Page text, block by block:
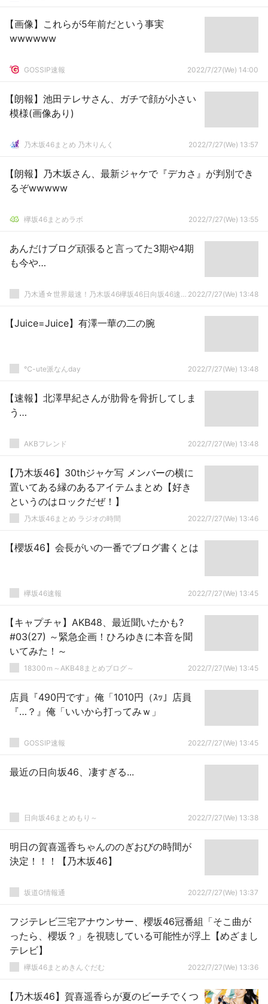
【画像】これらが5年前だという事実
wwwwww
GOSSIP速報 2022/7/27(We) 14:00
【朗報】池田テレサさん、ガチで顔が小さい
模様(画像あり)
乃木坂46まとめ 乃木りんく 2022/7/27(We) 13:57
【朗報】乃木坂さん、最新ジャケで『デカさ』が判別でき
るぞwwwww
欅坂46まとめラボ 2022/7/27(We) 13:55
あんだけブログ頑張ると言ってた3期や4期
も今や…
乃木通☆世界最速！乃木坂46欅坂46日向坂46速報まとめ 2022/7/27(We) 13:48
【Juice=Juice】有澤一華の二の腕
℃-ute派なんday 2022/7/27(We) 13:48
【速報】北澤早紀さんが肋骨を骨折してしま
う…
AKBフレンド 2022/7/27(We) 13:48
【乃木坂46】30thジャケ写 メンバーの横に
置いてある縁のあるアイテムまとめ【好き
というのはロックだぜ！】
乃木坂46まとめ ラジオの時間 2022/7/27(We) 13:46
【櫻坂46】会長がいの一番でブログ書くとは
欅坂46速報 2022/7/27(We) 13:45
【キャプチャ】AKB48、最近聞いたかも?
#03(27) ～緊急企画！ひろゆきに本音を聞
いてみた！～
18300ｍ～AKB48まとめブログ～ 2022/7/27(We) 13:45
店員『490円です』俺「1010円（ｽｯ」店員
『…？』俺「いいから打ってみｗ」
GOSSIP速報 2022/7/27(We) 13:45
最近の日向坂46、凄すぎる...
日向坂46まとめもり～ 2022/7/27(We) 13:38
明日の賀喜遥香ちゃんののぎおびの時間が
決定！！！【乃木坂46】
坂道G情報通 2022/7/27(We) 13:37
フジテレビ三宅アナウンサー、櫻坂46冠番組「そこ曲が
ったら、櫻坂？」を視聴している可能性が浮上【めざまし
テレビ】
欅坂46まとめきんぐだむ 2022/7/27(We) 13:36
【乃木坂46】賀喜遥香らが夏のビーチでくつ